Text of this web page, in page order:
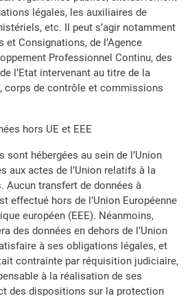
légales, les auxiliaires de
etc. Il peut s’agir notamment
et Consignations, de l’Agence
Professionnel Continu, des
l’Etat intervenant au titre de la
corps de contrôle et commissions
hors UE et EEE
sont hébergées au sein de l’Union
aux actes de l’Union relatifs à la
Aucun transfert de données à
effectué hors de l’Union Européenne
européen (EEE). Néanmoins,
des données en dehors de l’Union
à ses obligations légales, et
contrainte par réquisition judiciaire,
à la réalisation de ses
des dispositions sur la protection